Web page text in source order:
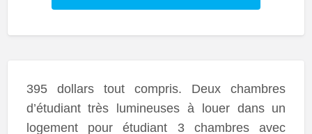
395 dollars tout compris. Deux chambres
d’étudiant très lumineuses à louer dans un
logement pour étudiant 3 chambres avec